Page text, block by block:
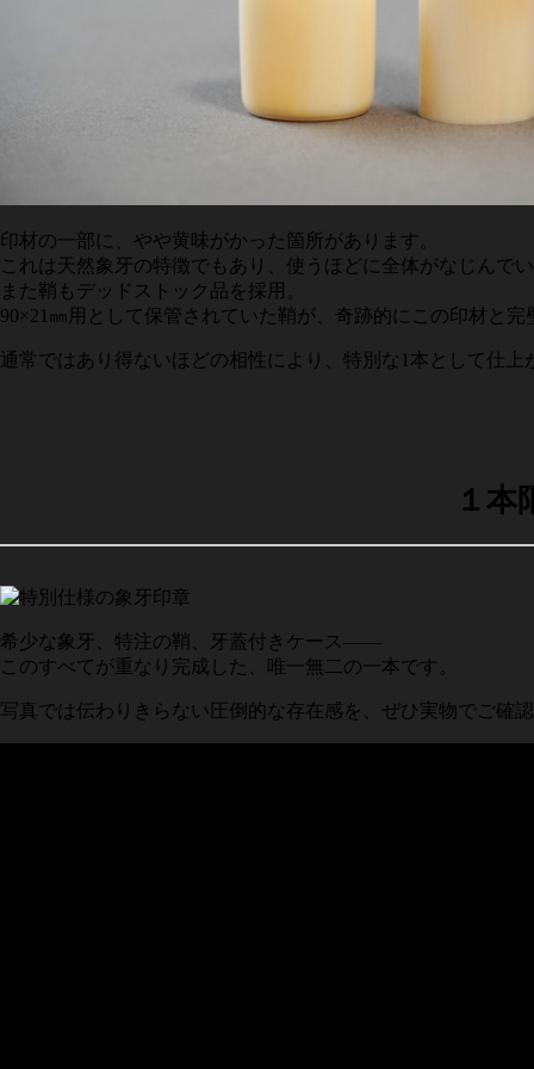
印材の一部に、やや黄味がかった箇所があります。
これは天然象牙の特徴でもあり、使うほどに全体がなじんで
また鞘もデッドストック品を採用。
90×21㎜用として保管されていた鞘が、奇跡的にこの印材と
通常ではあり得ないほどの相性により、特別な1本として仕上
１本
希少な象牙、特注の鞘、牙蓋付きケース——
このすべてが重なり完成した、唯一無二の一本です。
写真では伝わりきらない圧倒的な存在感を、ぜひ実物でご確